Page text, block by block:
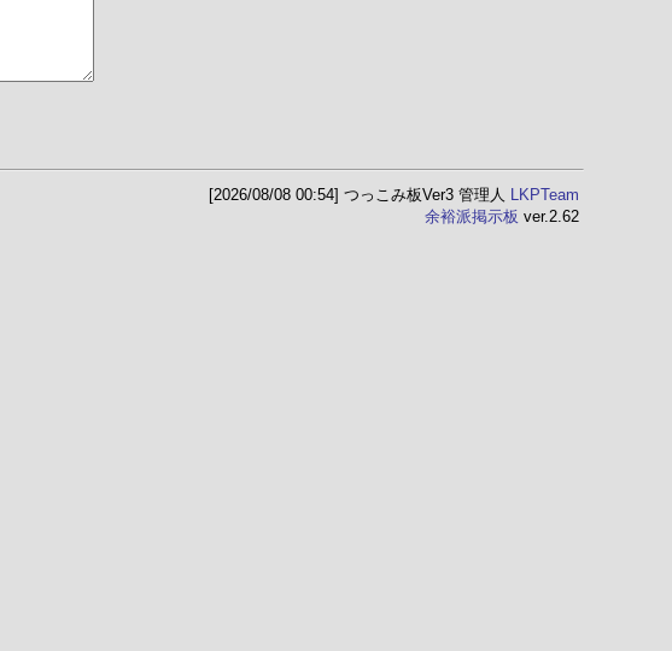
[2026/08/08 00:54] つっこみ板Ver3 管理人 LKPTeam
余裕派掲示板 ver.2.62